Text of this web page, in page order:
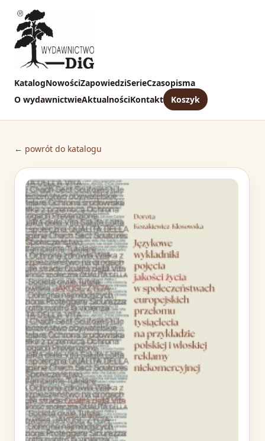
KatalogNowościZapowiedziSerieCzasopisma
O wydawnictwieAktualnościKontakt Koszyk
← powrót do katalogu